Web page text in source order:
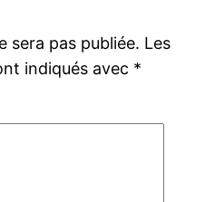
sera pas publiée. Les
indiqués avec *